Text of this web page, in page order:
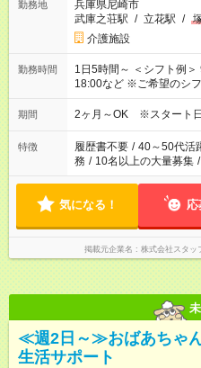
勤務地
兵庫県尼崎市
武庫之荘駅 / 立花駅 /
介護施設
勤務時間
1日5時間～ ＜シフト例
18:00など ※ご希望
期間 2ヶ月～OK ※スタート日
特徴 履歴書不要 / 40～50代活
務 / 10名以上の大量募集 /
気になる！ 応
掲載元企業名 株式会社スタ
≪週2日～≫おばあちゃ
生活サポート